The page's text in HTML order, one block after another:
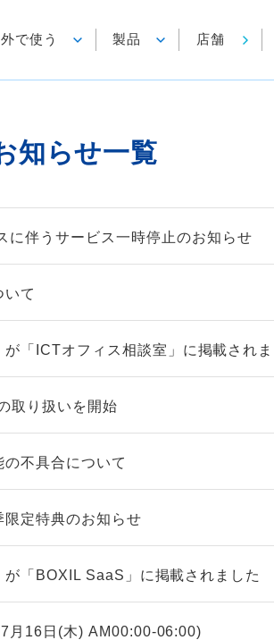
で使う 製品 店舗
知らせ一覧
に伴うサービス一時停止のお知らせ
いて
「ICTオフィス相談室」に掲載され
取り扱いを開始
不具合について
限定特典のお知らせ
「BOXIL SaaS」に掲載されました
月16日(木) AM00:00-06:00)